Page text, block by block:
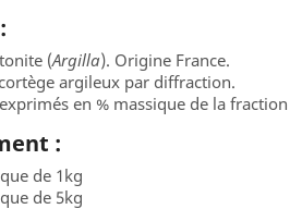
(Argilla). Origine France.
argileux par diffraction.
en % massique de la
:
de 1kg
de 5kg